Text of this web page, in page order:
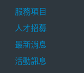
服務項目
人才招募
最新消息
活動訊息